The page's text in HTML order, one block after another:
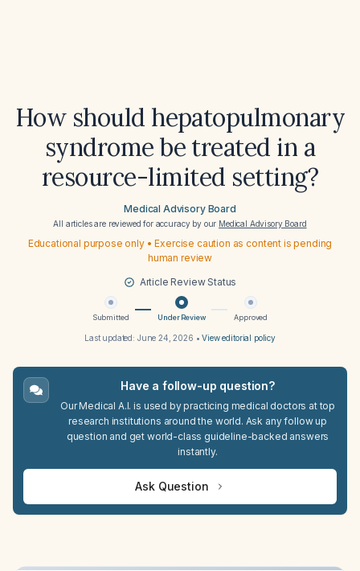
How should hepatopulmonary
syndrome be treated in a
resource-limited setting?
Medical Advisory Board
All articles are reviewed for accuracy by our Medical Advisory Board
Educational purpose only • Exercise caution as content is pending
human review
Article Review Status
Submitted Under Review Approved
Last updated: June 24, 2026 •View editorial policy
Have a follow-up question?
Our Medical A.I. is used by practicing medical doctors at top
research institutions around the world. Ask any follow up
question and get world-class guideline-backed answers
instantly.
Ask Question